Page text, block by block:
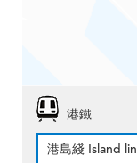
港鐵
港島綫 Island